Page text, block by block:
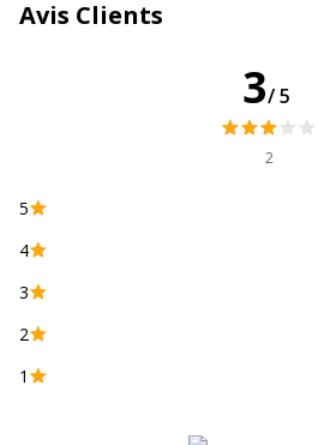
Rétractable
Données d'identification
Code barre maitre
Avis Clients
3/5
2
5
4
3
2
1